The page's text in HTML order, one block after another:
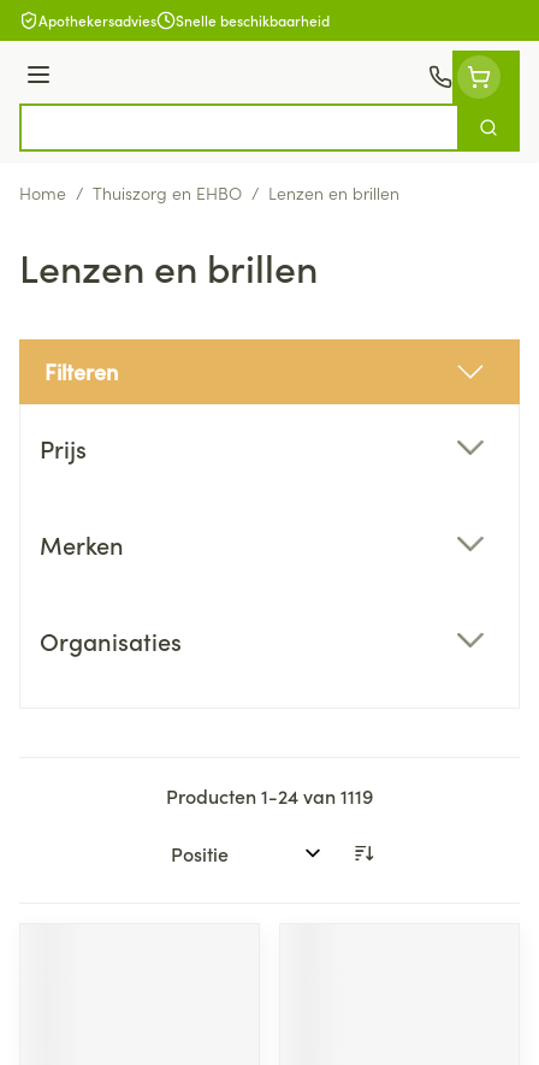
Ga naar de inhoud
Apothekersadvies Snelle beschikbaarheid
Menu
Zoek
Home / Thuiszorg en EHBO / Lenzen en brillen
Lenzen en brillen
Filteren
Prijs
Merken
Organisaties
Producten1-24van1119
Sorteer op: